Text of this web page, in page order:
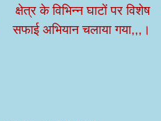
क्षेत्र के विभिन्न घाटों पर विशेष
सफाई अभियान चलाया गया,,,।